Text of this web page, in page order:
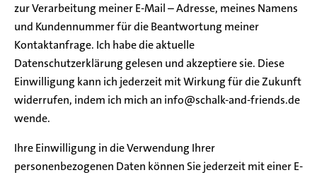
zur Verarbeitung meiner E-Mail – Adresse, meines Namens
und Kundennummer für die Beantwortung meiner
Kontaktanfrage. Ich habe die aktuelle
Datenschutzerklärung gelesen und akzeptiere sie. Diese
Einwilligung kann ich jederzeit mit Wirkung für die Zukunft
widerrufen, indem ich mich an info@schalk-and-friends.de
wende.
Ihre Einwilligung in die Verwendung Ihrer
personenbezogenen Daten können Sie jederzeit mit einer E-